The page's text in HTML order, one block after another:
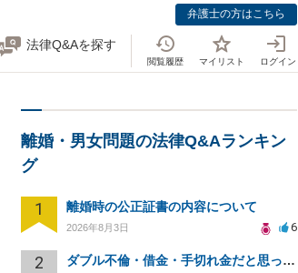
弁護士の方はこちら
法律Q&Aを探す
閲覧履歴 マイリスト ログイン
離婚・男女問題の法律Q&Aランキン
グ
1 離婚時の公正証書の内容について
2026年8月3日 6
2 ダブル不倫・借金・手切れ金だと思っていたお金を1年後いまさら脅迫罪として通知書が来てまとめて請求